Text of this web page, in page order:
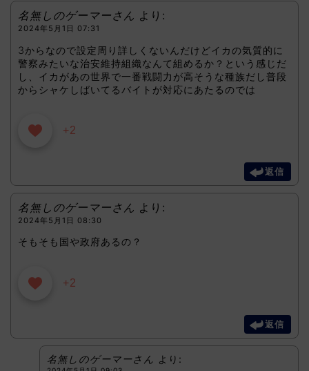
名無しのゲーマーさん より:
2024年5月1日 07:31
3からなので設定周り詳しくないんだけどイカの気質的に
警察みたいな治安維持組織なんて組めるか？という感じだ
し、イカがあの世界で一番戦闘力が高そうな種族だし普段
からシャケしばいてるバイトが対応にあたるのでは
+2
返信
名無しのゲーマーさん より:
2024年5月1日 08:30
そもそも国や政府あるの？
+2
返信
名無しのゲーマーさん より: